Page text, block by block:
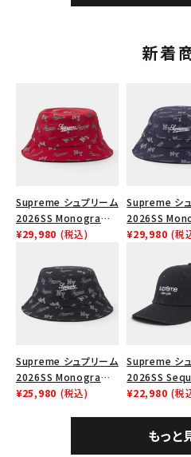
キーワードから探す
2025AW
新着
Supreme シュプリーム
2026SS Monogram
Crusher Hat モノグラ
レッド
¥29,980 (税込)
Supreme シ
2026SS
Crusher Hat
ネイビー
¥29,980 (税
Supreme シュプリーム
2026SS Monogram
Crusher Hat モノグラ
¥25,980 (税込)
Supreme シ
2026SS
Denim
6パネルキャッ
¥22,980 (税
もっと